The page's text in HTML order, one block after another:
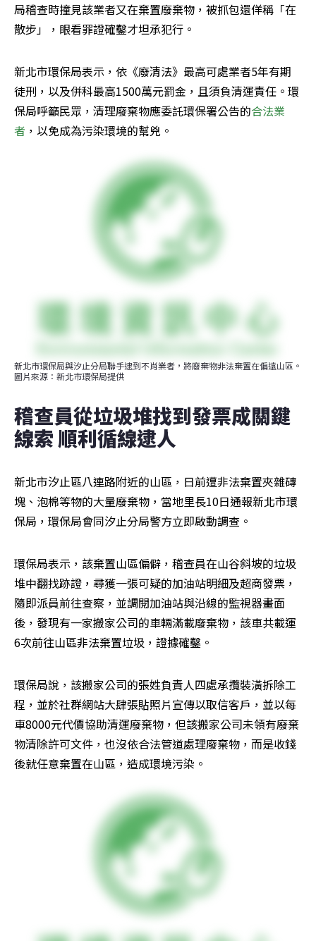
局稽查時撞見該業者又在棄置廢棄物，被抓包還佯稱「在
散步」，眼看罪證確鑿才坦承犯行。
新北市環保局表示，依《廢清法》最高可處業者5年有期
徒刑，以及併科最高1500萬元罰金，且須負清運責任。環
保局呼籲民眾，清理廢棄物應委託環保署公告的合法業
者 ，以免成為污染環境的幫兇。
新北市環保局與汐止分局聯手逮到不肖業者，將廢棄物非法棄置在偏遠山區。
圖片來源：新北市環保局提供
稽查員從垃圾堆找到發票成關鍵
線索 順利循線逮人
新北市汐止區八連路附近的山區，日前遭非法棄置夾雜磚
塊、泡棉等物的大量廢棄物，當地里長10日通報新北市環
保局，環保局會同汐止分局警方立即啟動調查。
環保局表示，該棄置山區偏僻，稽查員在山谷斜坡的垃圾
堆中翻找跡證，尋獲一張可疑的加油站明細及超商發票，
隨即派員前往查察，並調閱加油站與沿線的監視器畫面
後，發現有一家搬家公司的車輛滿載廢棄物，該車共載運
6次前往山區非法棄置垃圾，證據確鑿。
環保局說，該搬家公司的張姓負責人四處承攬裝潢拆除工
程，並於社群網站大肆張貼照片宣傳以取信客戶，並以每
車8000元代價協助清運廢棄物，但該搬家公司未領有廢棄
物清除許可文件，也沒依合法管道處理廢棄物，而是收錢
後就任意棄置在山區，造成環境污染。